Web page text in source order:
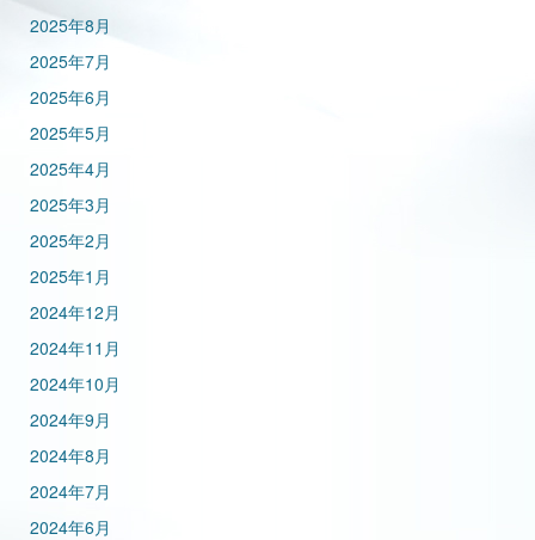
2025年8月
2025年7月
2025年6月
2025年5月
2025年4月
2025年3月
2025年2月
2025年1月
2024年12月
2024年11月
2024年10月
2024年9月
2024年8月
2024年7月
2024年6月